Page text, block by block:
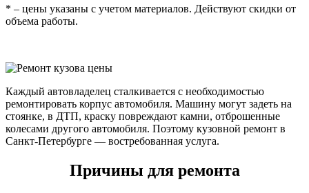
* – цены указаны с учетом материалов. Действуют скидки от
объема работы.
Каждый автовладелец сталкивается с необходимостью
ремонтировать корпус автомобиля. Машину могут задеть на
стоянке, в ДТП, краску повреждают камни, отброшенные
колесами другого автомобиля. Поэтому кузовной ремонт в
Санкт-Петербурге — востребованная услуга.
Причины для ремонта